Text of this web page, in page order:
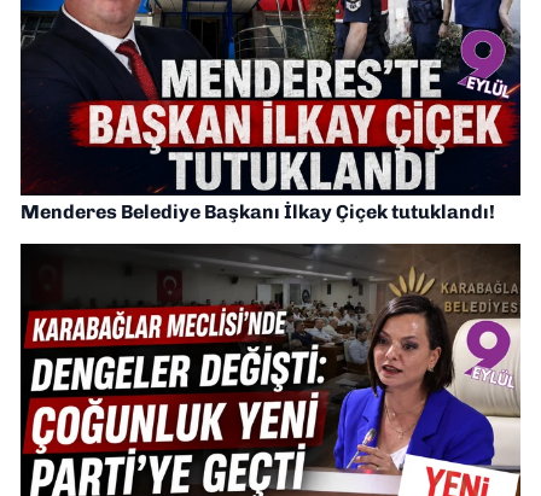
Menderes Belediye Başkanı İlkay Çiçek tutuklandı!